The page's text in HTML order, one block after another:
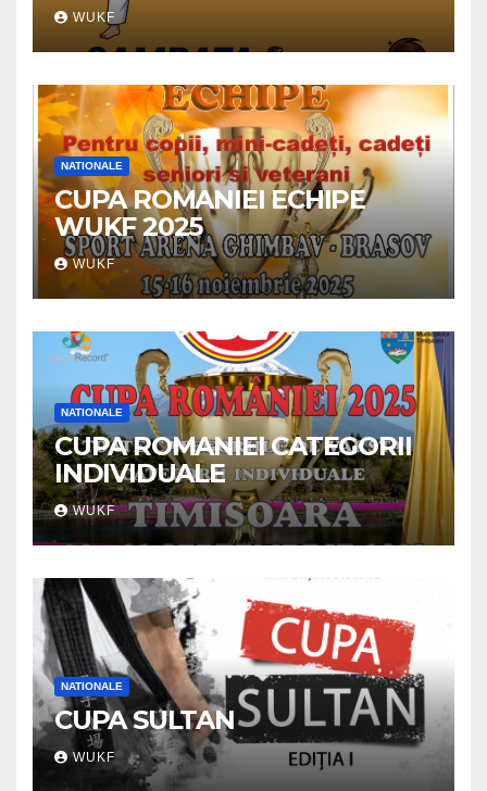
WUKF
NATIONALE
CUPA ROMANIEI ECHIPE
WUKF 2025
WUKF
NATIONALE
CUPA ROMANIEI CATEGORII
INDIVIDUALE
WUKF
NATIONALE
CUPA SULTAN
WUKF